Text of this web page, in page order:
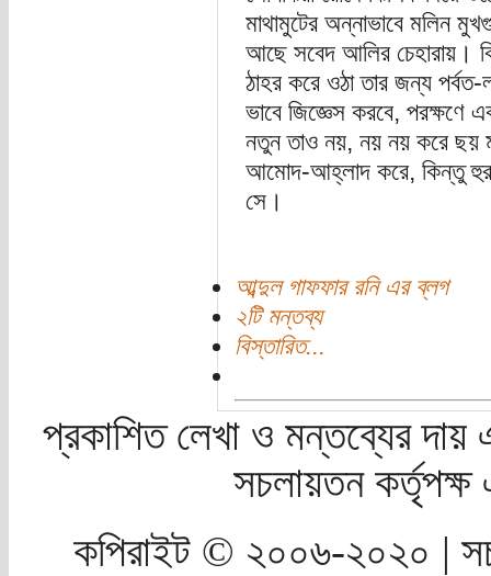
মাথামুটের অন্নাভাবে মলিন
আছে সবেদ আলির চেহারায়।
ঠাহর করে ওঠা তার জন্য
ভাবে জিজ্ঞেস করবে,
নতুন তাও নয়, নয় নয় করে ছয়
আমোদ-আহ্লাদ করে, কিন্তু
সে।
আব্দুল গাফফার রনি এর ব্লগ
২টি মন্তব্য
বিস্তারিত...
প্রকাশিত লেখা ও মন্তব্যের দায়
সচলায়তন
কপিরাইট © ২০০৬-২০২০ |